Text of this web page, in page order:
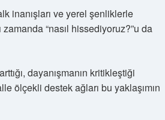
inanışları ve yerel şenliklerle
“nasıl hissediyoruz?”u da
dayanışmanın kritikleştiği
ölçekli destek ağları bu yaklaşımın